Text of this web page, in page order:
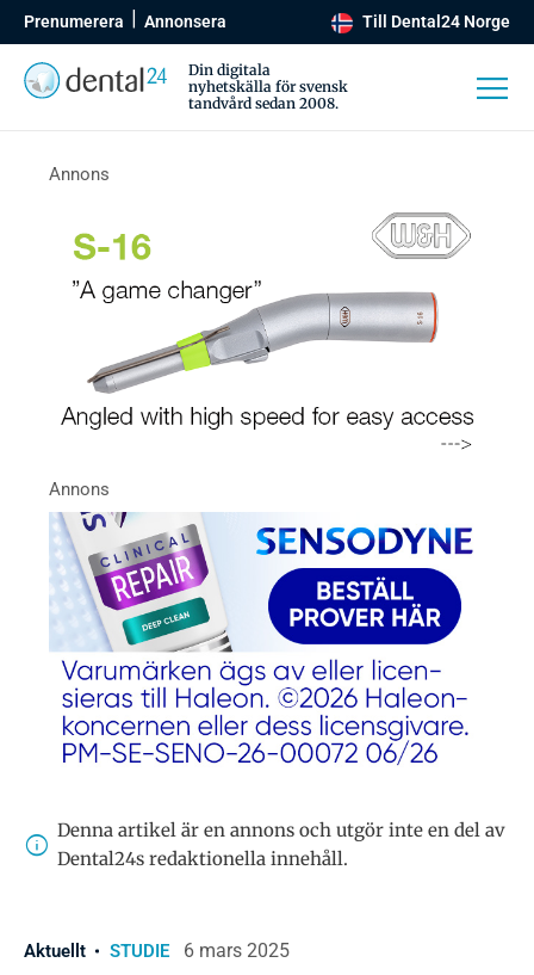
Prenumerera Annonsera Till Dental24 Norge
Din digitala
nyhetskälla för svensk
tandvård sedan 2008.
Denna artikel är en annons och utgör inte en del av
Dental24s redaktionella innehåll.
Aktuellt STUDIE 6 mars 2025